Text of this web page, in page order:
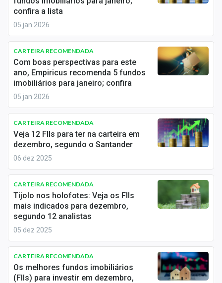
Newsletters
Cotações
Comprar ou vender?
Carteiras Recomendadas
Central de Dividendos
Central de Fundos Imobiliários
Central dos IPOs
Renda Fixa
Finanças Pessoais
Mercados
Economia
Empresas
Brasil
confira a lista
05 jan 2026
CARTEIRA RECOMENDADA
Com boas perspectivas para este
ano, Empiricus recomenda 5 fundos
imobiliários para janeiro; confira
05 jan 2026
CARTEIRA RECOMENDADA
Veja 12 FIIs para ter na carteira em
dezembro, segundo o Santander
06 dez 2025
CARTEIRA RECOMENDADA
Tijolo nos holofotes: Veja os FIIs
mais indicados para dezembro,
segundo 12 analistas
05 dez 2025
CARTEIRA RECOMENDADA
Os melhores fundos imobiliários
(FIIs) para investir em dezembro,